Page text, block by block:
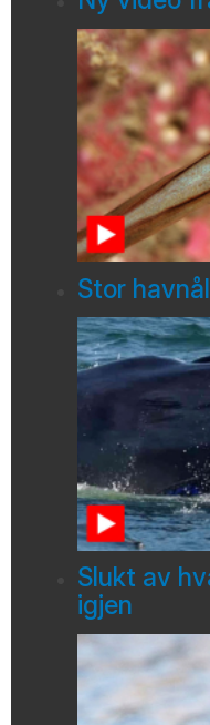
Stor
Slukt av
igjen